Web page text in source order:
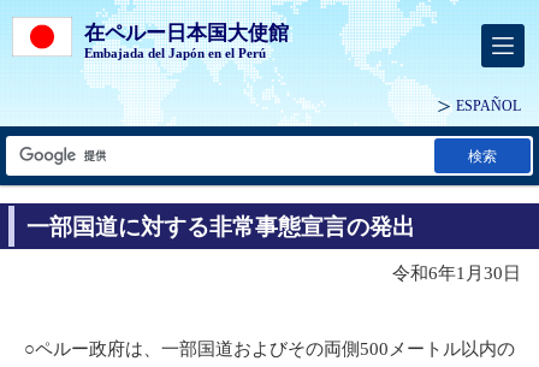
在ペルー日本国大使館
Embajada del Japón en el Perú
ESPAÑOL
検索
一部国道に対する非常事態宣言の発出
令和6年1月30日
○ペルー政府は、一部国道およびその両側500メートル以内の